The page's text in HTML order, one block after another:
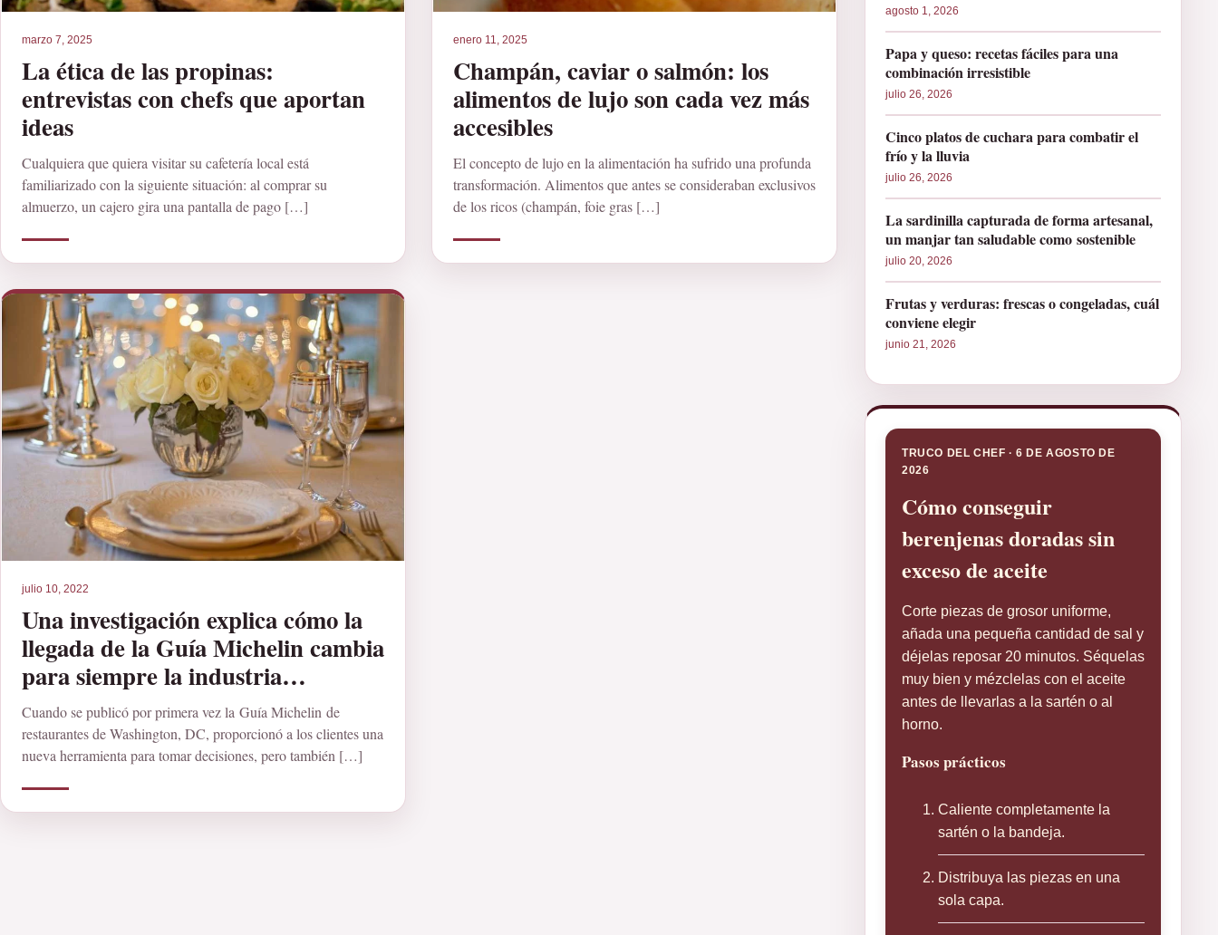
marzo 7, 2025
La ética de las propinas:
entrevistas con chefs que aportan
ideas
Cualquiera que quiera visitar su cafetería local está
familiarizado con la siguiente situación: al comprar su
almuerzo, un cajero gira una pantalla de pago […]
enero 11, 2025
Champán, caviar o salmón: los
alimentos de lujo son cada vez más
accesibles
El concepto de lujo en la alimentación ha sufrido una profunda
transformación. Alimentos que antes se consideraban exclusivos
de los ricos (champán, foie gras […]
julio 10, 2022
Una investigación explica cómo la
llegada de la Guía Michelin cambia
para siempre la industria
gastronómica de una ciudad
Cuando se publicó por primera vez la Guía Michelin de
restaurantes de Washington, DC, proporcionó a los clientes una
nueva herramienta para tomar decisiones, pero también […]
agosto 1, 2026
Papa y queso: recetas fáciles para una
combinación irresistible
julio 26, 2026
Cinco platos de cuchara para combatir el
frío y la lluvia
julio 26, 2026
La sardinilla capturada de forma artesanal,
un manjar tan saludable como sostenible
julio 20, 2026
Frutas y verduras: frescas o congeladas, cuál
conviene elegir
junio 21, 2026
TRUCO DEL CHEF · 6 DE AGOSTO DE
2026
Cómo conseguir
berenjenas doradas sin
exceso de aceite
Corte piezas de grosor uniforme,
añada una pequeña cantidad de sal y
déjelas reposar 20 minutos. Séquelas
muy bien y mézclelas con el aceite
antes de llevarlas a la sartén o al
horno.
Pasos prácticos
Caliente completamente la
sartén o la bandeja.
Distribuya las piezas en una
sola capa.